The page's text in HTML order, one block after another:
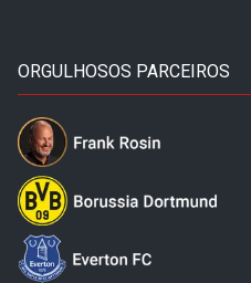
ORGULHOSOS PARCEIROS